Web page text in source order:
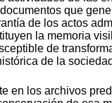
que
de los actos
la memoria
de
de la
en los archivos